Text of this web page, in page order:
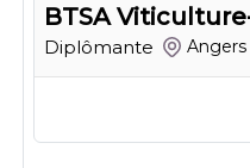
BTSA
Diplômante Angers